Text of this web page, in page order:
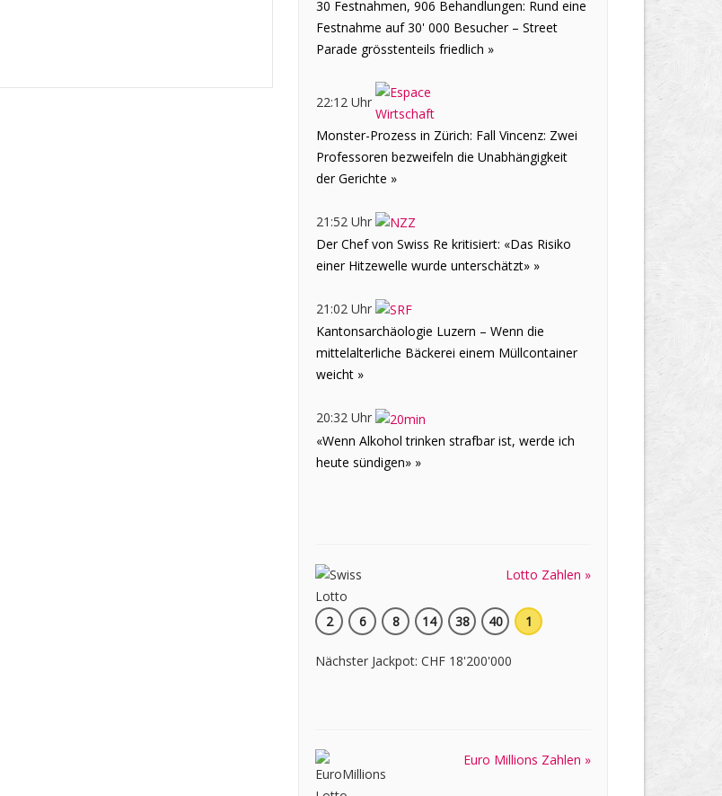
30 Festnahmen, 906 Behandlungen: Rund eine
Festnahme auf 30' 000 Besucher – Street
Parade grösstenteils friedlich »
22:12 Uhr
Monster-Prozess in Zürich: Fall Vincenz: Zwei
Professoren bezweifeln die Unabhängigkeit
der Gerichte »
21:52 Uhr
Der Chef von Swiss Re kritisiert: «Das Risiko
einer Hitzewelle wurde unterschätzt» »
21:02 Uhr
Kantonsarchäologie Luzern – Wenn die
mittelalterliche Bäckerei einem Müllcontainer
weicht »
20:32 Uhr
«Wenn Alkohol trinken strafbar ist, werde ich
heute sündigen» »
Lotto Zahlen »
2 6 8 14 38 40 1
Nächster Jackpot: CHF 18'200'000
Euro Millions Zahlen »